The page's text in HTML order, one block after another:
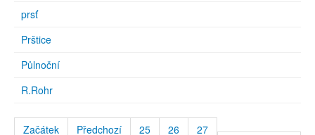
prsť
Prštice
Půlnoční
R.Rohr
Začátek Předchozí 25 26 27